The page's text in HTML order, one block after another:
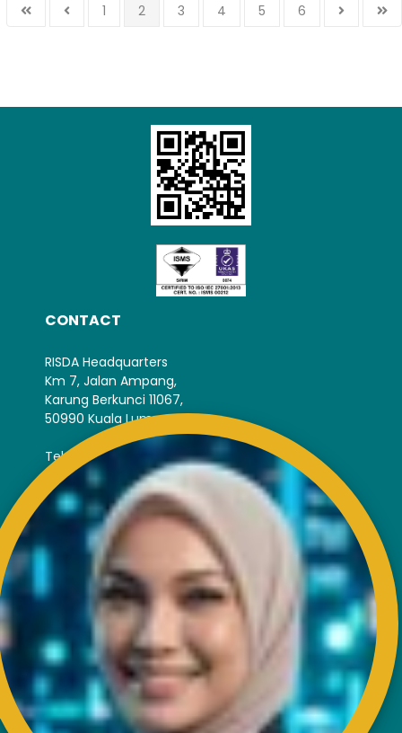
1 2 3 4 5 6
CONTACT
RISDA Headquarters
Km 7, Jalan Ampang,
Karung Berkunci 11067,
50990 Kuala Lumpur.
Tel : +603-4256 4022
Fax : +603- 4257 6726
EXTERNAL LINK
Disclaimer
Privacy and Security Policy
FAQs
Helps & Support
Sitemap